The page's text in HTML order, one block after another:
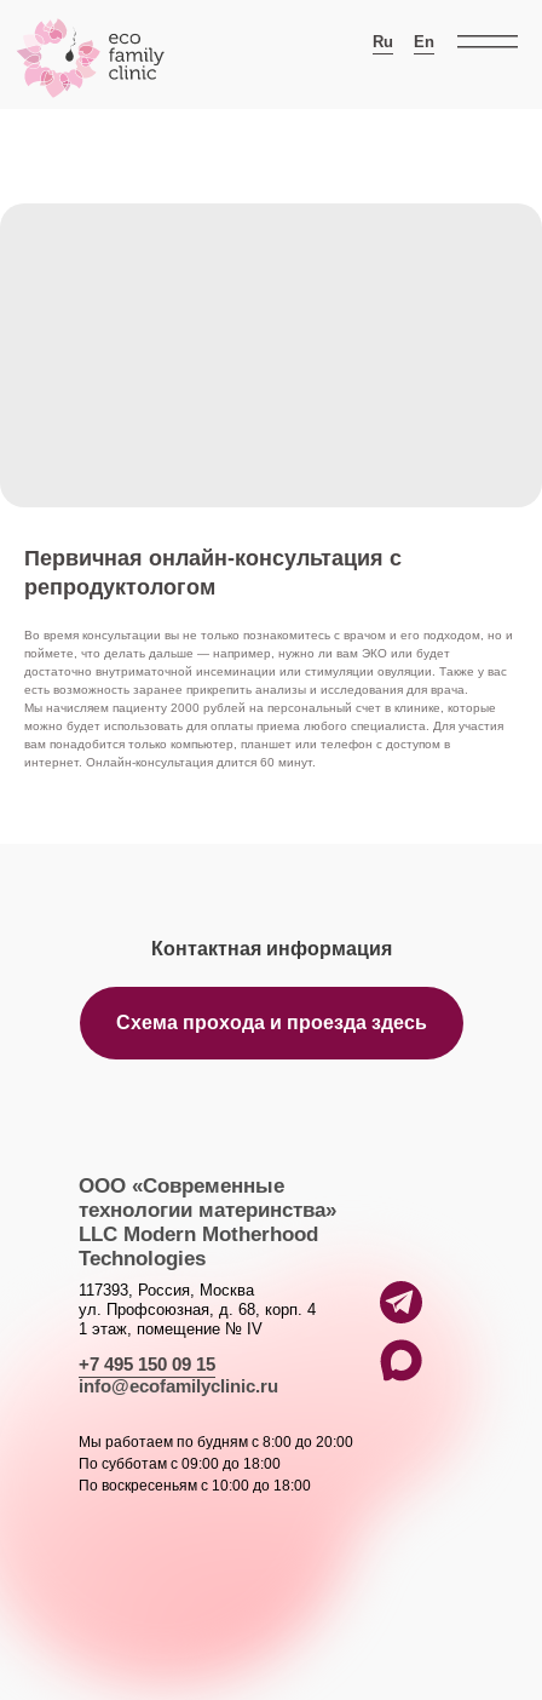
Ru En
Первичная онлайн-консультация с
репродуктологом
Во время консультации вы не только познакомитесь с врачом и его подходом, но и
поймете, что делать дальше — например, нужно ли вам ЭКО или будет
достаточно внутриматочной инсеминации или стимуляции овуляции. Также у вас
есть возможность заранее прикрепить анализы и исследования для врача.
Мы начисляем пациенту 2000 рублей на персональный счет в клинике, которые
можно будет использовать для оплаты приема любого специалиста. Для участия
вам понадобится только компьютер, планшет или телефон с доступом в
интернет. Онлайн-консультация длится 60 минут.
Контактная информация
Схема прохода и проезда здесь
Мы работаем по будням с 8:00 до 20:00
По субботам с 09:00 до 18:00
По воскресеньям с 10:00 до 18:00
ООО «Современные
технологии материнства»
LLC Modern Motherhood
Technologies
117393, Россия, Москва
ул. Профсоюзная, д. 68, корп. 4
1 этаж, помещение № IV
+7 495 150 09 15
info@ecofamilyclinic.ru